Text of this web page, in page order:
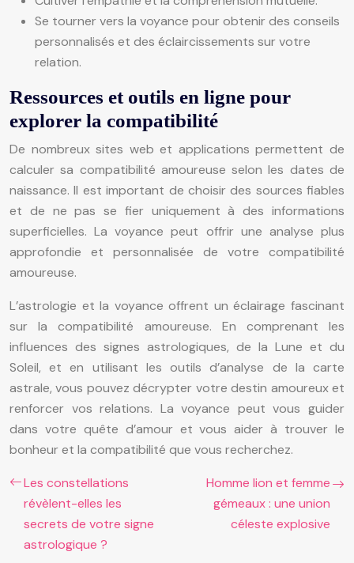
Se tourner vers la voyance pour obtenir des conseils
personnalisés et des éclaircissements sur votre
relation.
Ressources et outils en ligne pour
explorer la compatibilité
De nombreux sites web et applications permettent de
calculer sa compatibilité amoureuse selon les dates de
naissance. Il est important de choisir des sources fiables
et de ne pas se fier uniquement à des informations
superficielles. La voyance peut offrir une analyse plus
approfondie et personnalisée de votre compatibilité
amoureuse.
L’astrologie et la voyance offrent un éclairage fascinant
sur la compatibilité amoureuse. En comprenant les
influences des signes astrologiques, de la Lune et du
Soleil, et en utilisant les outils d’analyse de la carte
astrale, vous pouvez décrypter votre destin amoureux et
renforcer vos relations. La voyance peut vous guider
dans votre quête d’amour et vous aider à trouver le
bonheur et la compatibilité que vous recherchez.
Les constellations
révèlent-elles les
secrets de votre signe
astrologique ?
Homme lion et femme
gémeaux : une union
céleste explosive